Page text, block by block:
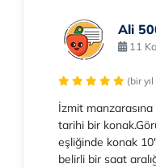
Ali
11
(bir
İzmit
tarihi bir
eşliğinde konak
belirli bir saat